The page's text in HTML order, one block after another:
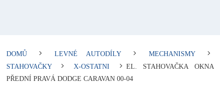
DOMŮ LEVNÉ AUTODÍLY
MECHANISMY
STAHOVAČKY
X-OSTATNI
EL. STAHOVAČKA OKNA
PŘEDNÍ PRAVÁ DODGE CARAVAN 00-04